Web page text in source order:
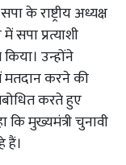
के राष्ट्रीय अध्यक्ष
प्रत्याशी
उन्होंने
मतदान करने की
करते हुए
मुख्यमंत्री चुनावी
हैं।